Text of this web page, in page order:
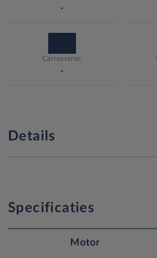
-
Carrosserie:
-
Details
Specificaties
Motor